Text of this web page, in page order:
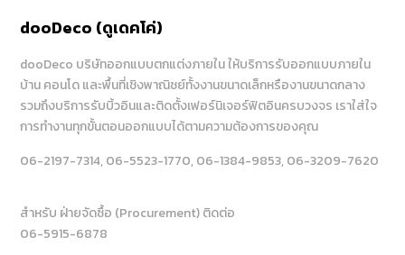
dooDeco (ดูเดคโค่)
dooDeco บริษัทออกแบบตกแต่งภายใน ให้บริการรับออกแบบภายใน
บ้าน คอนโด และพื้นที่เชิงพาณิชย์ทั้งงานขนาดเล็กหรืองานขนาดกลาง
รวมถึงบริการรับบิ้วอินและติดตั้งเฟอร์นิเจอร์ฟิตอินครบวงจร เราใส่ใจ
การทำงานทุกขั้นตอนออกแบบได้ตามความต้องการของคุณ
06-2197-7314, 06-5523-1770, 06-1384-9853, 06-3209-7620
สำหรับ ฝ่ายจัดซื้อ (Procurement) ติดต่อ
06-5915-6878